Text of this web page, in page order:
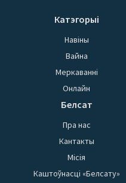
Катэгорыі
Навіны
Вайна
Меркаванні
Онлайн
Белсат
Пра нас
Кантакты
Місія
Каштоўнасці «Белсату»